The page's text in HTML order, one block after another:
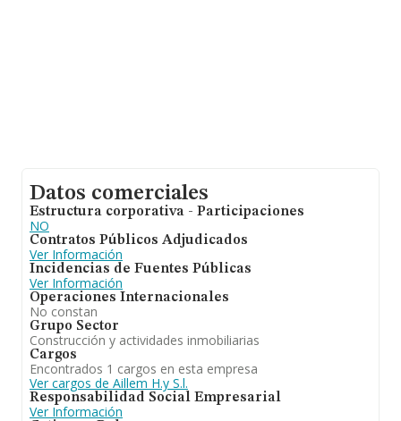
Datos comerciales
Estructura corporativa - Participaciones
NO
Contratos Públicos Adjudicados
Ver Información
Incidencias de Fuentes Públicas
Ver Información
Operaciones Internacionales
No constan
Grupo Sector
Construcción y actividades inmobiliarias
Cargos
Encontrados 1 cargos en esta empresa
Ver cargos de Aillem H.y S.l.
Responsabilidad Social Empresarial
Ver Información